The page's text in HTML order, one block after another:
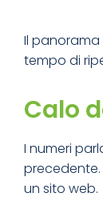
Il
tempo di
Calo
I numeri
precedente.
un sito web.